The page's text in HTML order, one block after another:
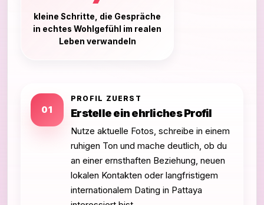
kleine Schritte, die Gespräche
in echtes Wohlgefühl im realen
Leben verwandeln
01
PROFIL ZUERST
Erstelle ein ehrliches Profil
Nutze aktuelle Fotos, schreibe in einem
ruhigen Ton und mache deutlich, ob du
an einer ernsthaften Beziehung, neuen
lokalen Kontakten oder langfristigem
internationalem Dating in Pattaya